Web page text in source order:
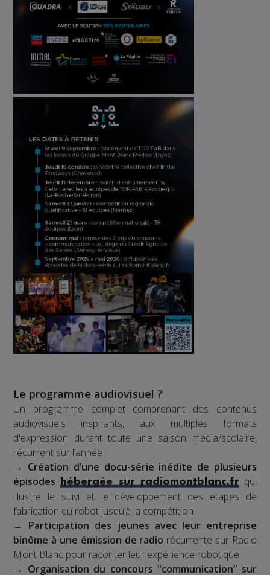
Le programme audiovisuel ?
Un programme complet comprenant des contenus
audiovisuels inspirants, aux multiples formats
d'expression durant toute une saison média/scolaire,
récurrent sur l’année :
→ Création d’une docu-série inédite de plusieurs
épisodes
hébergée sur radiomontblanc.frqui
illustre le suivi et le développement des étapes de
fabrication du robot jusqu’à la compétition
→ Participation des jeunes avec leur entreprise
binôme à une émission de radio récurrente sur Radio
Mont Blanc pour raconter leur expérience robotique
→ Organisation du concours "communication” sur